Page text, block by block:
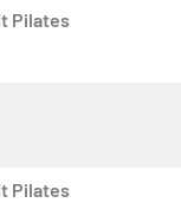
Pilates
Pilates